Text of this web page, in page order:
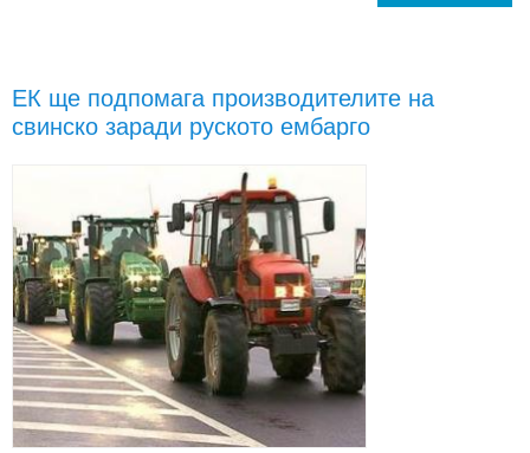
ЕК ще подпомага производителите на
свинско заради руското ембарго